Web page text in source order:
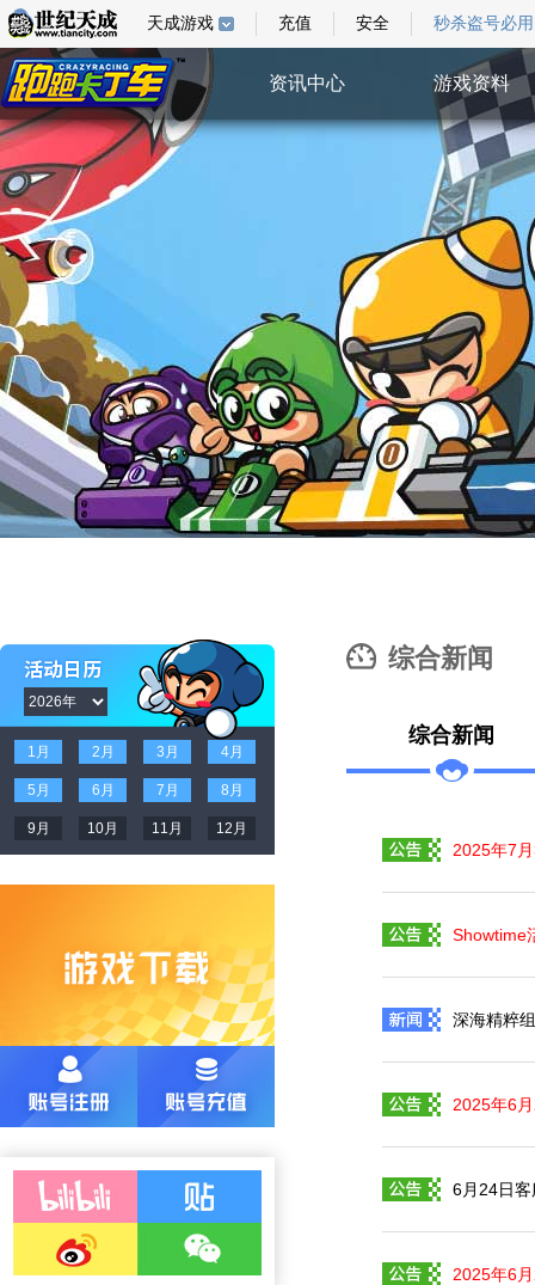
天成游戏 充值 安全 秒杀盗号必用
资讯中心 游戏资料
综合新闻
游戏指南
游戏壁纸
视频中心
特权验证
1月 2月 3月 4月
5月 6月 7月 8月
9月 10月 11月 12月
综合新闻
综合新闻
2025年7
Showtime
深海精粹
2025年6
6月24日
2025年6